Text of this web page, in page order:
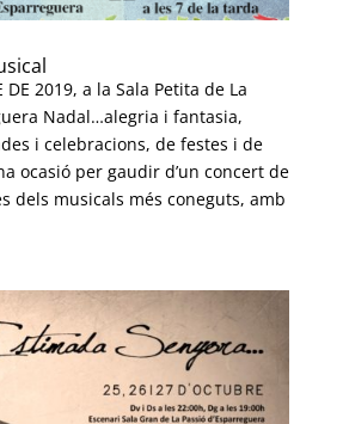
DE 2019, a la Sala Petita de La
Nadal…alegria i fantasia,
i celebracions, de festes i de
ocasió per gaudir d’un concert de
dels musicals més coneguts, amb